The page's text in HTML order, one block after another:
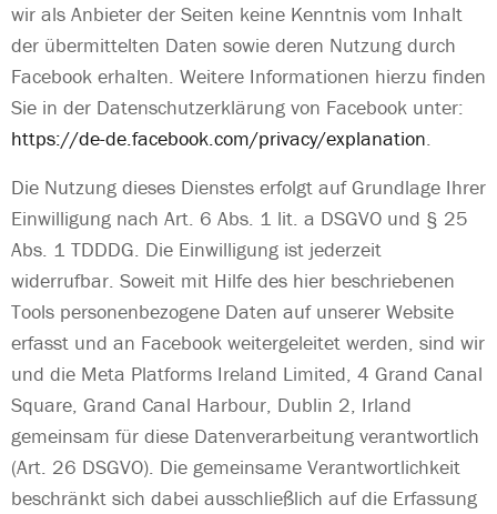
wir als Anbieter der Seiten keine Kenntnis vom Inhalt
der übermittelten Daten sowie deren Nutzung durch
Facebook erhalten. Weitere Informationen hierzu finden
Sie in der Datenschutzerklärung von Facebook unter:
https://de-de.facebook.com/privacy/explanation.
Die Nutzung dieses Dienstes erfolgt auf Grundlage Ihrer
Einwilligung nach Art. 6 Abs. 1 lit. a DSGVO und § 25
Abs. 1 TDDDG. Die Einwilligung ist jederzeit
widerrufbar. Soweit mit Hilfe des hier beschriebenen
Tools personenbezogene Daten auf unserer Website
erfasst und an Facebook weitergeleitet werden, sind wir
und die Meta Platforms Ireland Limited, 4 Grand Canal
Square, Grand Canal Harbour, Dublin 2, Irland
gemeinsam für diese Datenverarbeitung verantwortlich
(Art. 26 DSGVO). Die gemeinsame Verantwortlichkeit
beschränkt sich dabei ausschließlich auf die Erfassung